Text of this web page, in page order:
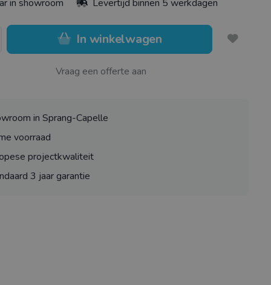
in showroom Levertijd binnen 5 werkdagen
In winkelwagen
Vraag een offerte aan
in Sprang-Capelle
voorraad
projectkwaliteit
3 jaar garantie